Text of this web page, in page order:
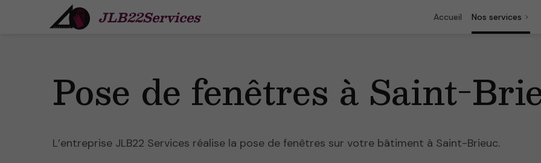
JLB22Services Accueil Nos services
Pose de fenêtres à Saint-
L’entreprise JLB22 Services réalise la pose de fenêtres sur votre bâtiment à Saint-Brieuc.